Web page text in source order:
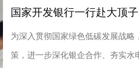
国家开发银行一行赴大顶
为深入贯彻国家绿色低碳发展战
策，进一步深化银企合作、夯实